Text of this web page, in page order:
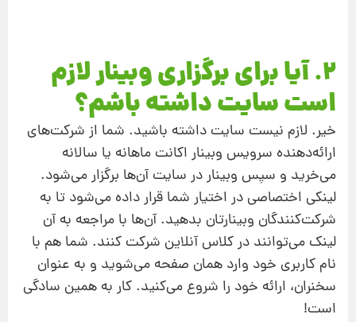
2. آیا برای برگزاری وبینار لازم
است سایت داشته باشم؟
خیر. لازم نیست سایت داشته باشید. شما از شرکت‌های
ارائه‌دهنده سرویس وبینار اکانت ماهانه یا سالانه
می‌خرید و سپس وبینار در سایت آن‌ها برگزار می‌شود.
لینکی اختصاصی در اختیار شما قرار داده می‌شود تا به
شرکت‌کنندگان وبینارتان بدهید. آن‌ها با مراجعه به آن
لینک می‌توانند در کلاس آنلاین شرکت کنند. شما هم با
نام کاربری خود وارد همان صفحه می‌شوید و به عنوان
سخنران، ارائه خود را شروع می‌کنید. کار به همین سادگی
است!